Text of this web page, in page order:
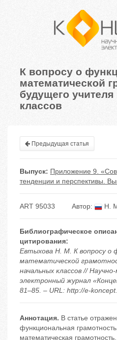
К вопросу о
математической
будущего
классов
Предыдущая статья
Выпуск: Приложение 9.
тенденции и перспективы.
ART 95033 Автор: Н.
Библиографическое
цитирования:
Евтыхова Н. М. К вопросу о
математической
начальных классов //
электронный журнал
81–85. – URL: http://e-
Аннотация. В статье
функциональная
математическая